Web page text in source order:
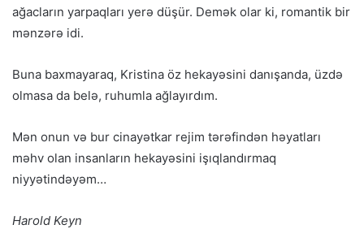
ağacların yarpaqları yerə düşür. Demək olar ki, romantik bir
mənzərə idi.
Buna baxmayaraq, Kristina öz hekayəsini danışanda, üzdə
olmasa da belə, ruhumla ağlayırdım.
Mən onun və bur cinayətkar rejim tərəfindən həyatları
məhv olan insanların hekayəsini işıqlandırmaq
niyyətindəyəm…
Harold Keyn